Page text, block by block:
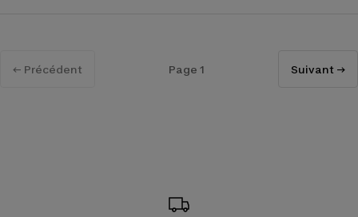
← Précédent Page 1 Suivant →